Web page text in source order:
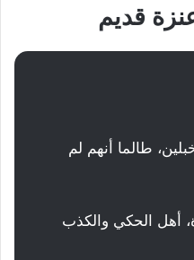
قديم
طالما أنهم لم
أهل الحكي والكذب